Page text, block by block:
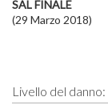
SAL FINALE
(29 Marzo 2018)
Livello del danno: